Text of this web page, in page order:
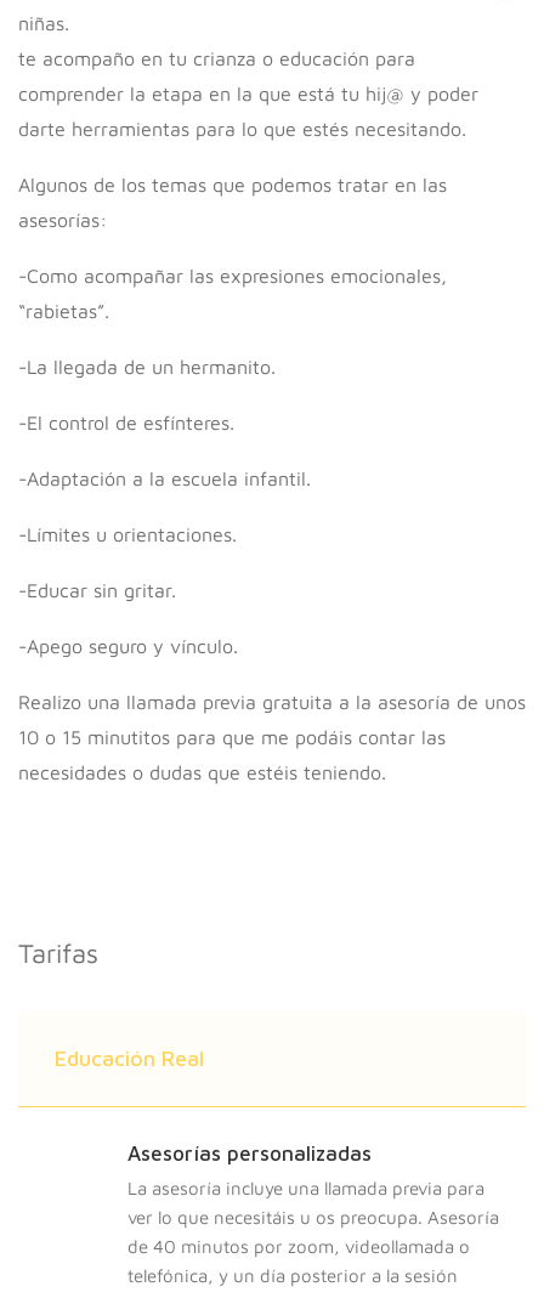
niñas.
te acompaño en tu crianza o educación para
comprender la etapa en la que está tu hij@ y poder
darte herramientas para lo que estés necesitando.
Algunos de los temas que podemos tratar en las
asesorías:
-Como acompañar las expresiones emocionales,
“rabietas”.
-La llegada de un hermanito.
-El control de esfínteres.
-Adaptación a la escuela infantil.
-Límites u orientaciones.
-Educar sin gritar.
-Apego seguro y vínculo.
Realizo una llamada previa gratuita a la asesoría de unos
10 o 15 minutitos para que me podáis contar las
necesidades o dudas que estéis teniendo.
Tarifas
Educación Real
Asesorías personalizadas
La asesoría incluye una llamada previa para
ver lo que necesitáis u os preocupa. Asesoría
de 40 minutos por zoom, videollamada o
telefónica, y un día posterior a la sesión